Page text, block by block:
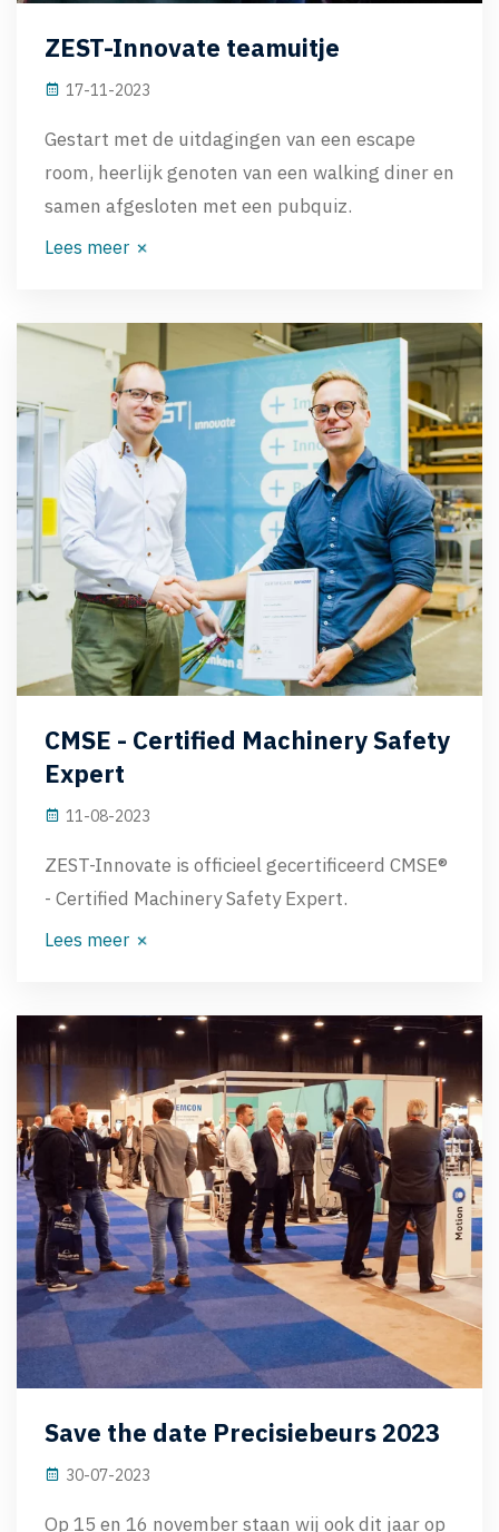
ZEST-Innovate teamuitje
17-11-2023
Gestart met de uitdagingen van een escape
room, heerlijk genoten van een walking diner en
samen afgesloten met een pubquiz.
Lees meer
CMSE - Certified Machinery Safety
Expert
11-08-2023
ZEST-Innovate is officieel gecertificeerd CMSE®
- Certified Machinery Safety Expert.
Lees meer
Save the date Precisiebeurs 2023
30-07-2023
Op 15 en 16 november staan wij ook dit jaar op